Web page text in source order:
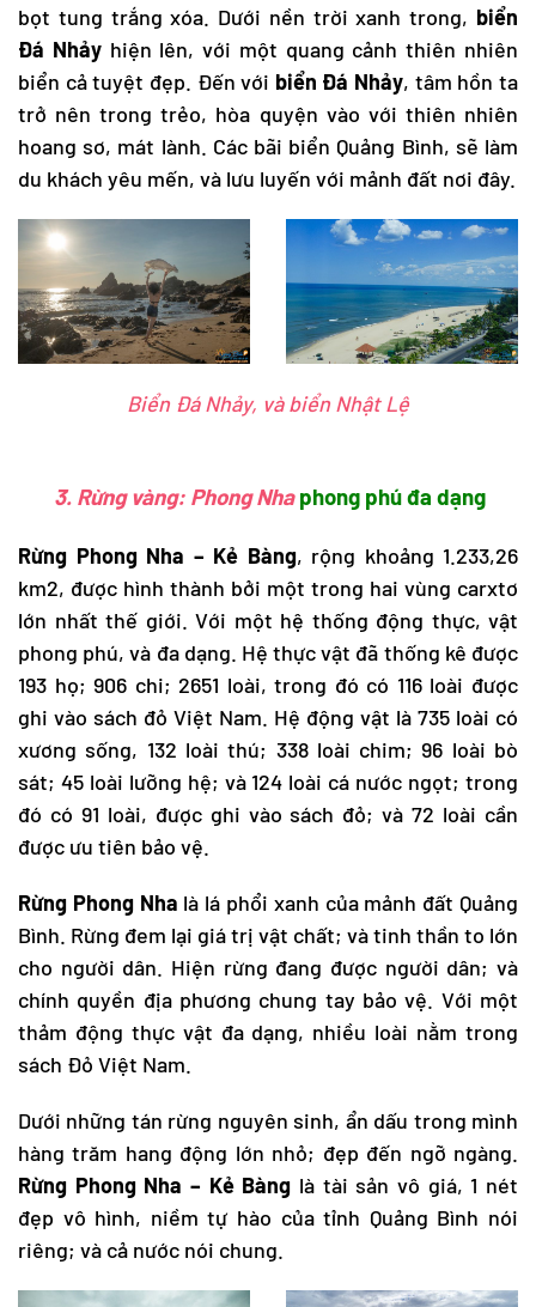
bọt tung trắng xóa. Dưới nền trời xanh trong, biển
Đá Nhảyhiện lên, với một quang cảnh thiên nhiên
biển cả tuyệt đẹp. Đến với biển Đá Nhảy, tâm hồn ta
trở nên trong trẻo, hòa quyện vào với thiên nhiên
hoang sơ, mát lành. Các bãi biển Quảng Bình, sẽ làm
du khách yêu mến, và lưu luyến với mảnh đất nơi đây.
Biển Đá Nhảy, và biển Nhật Lệ
3. Rừng vàng: Phong Nhaphong phú đa dạng
Rừng Phong Nha – Kẻ Bàng, rộng khoảng 1.233,26
km2, được hình thành bởi một trong hai vùng carxtơ
lớn nhất thế giới. Với một hệ thống động thực, vật
phong phú, và đa dạng. Hệ thực vật đã thống kê được
193 họ; 906 chi; 2651 loài, trong đó có 116 loài được
ghi vào sách đỏ Việt Nam. Hệ động vật là 735 loài có
xương sống, 132 loài thú; 338 loài chim; 96 loài bò
sát; 45 loài lưỡng hệ; và 124 loài cá nước ngọt; trong
đó có 91 loài, được ghi vào sách đỏ; và 72 loài cần
được ưu tiên bảo vệ.
Rừng Phong Nha là lá phổi xanh của mảnh đất Quảng
Bình. Rừng đem lại giá trị vật chất; và tinh thần to lớn
cho người dân. Hiện rừng đang được người dân; và
chính quyền địa phương chung tay bảo vệ. Với một
thảm động thực vật đa dạng, nhiều loài nằm trong
sách Đỏ Việt Nam.
Dưới những tán rừng nguyên sinh, ẩn dấu trong mình
hàng trăm hang động lớn nhỏ; đẹp đến ngỡ ngàng.
Rừng Phong Nha – Kẻ Bàng là tài sản vô giá, 1 nét
đẹp vô hình, niềm tự hào của tỉnh Quảng Bình nói
riêng; và cả nước nói chung.